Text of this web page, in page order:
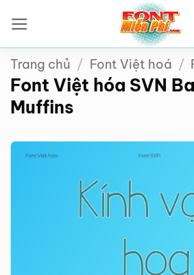
qua
nội
dung
Trang chủ / Font Việt hoá /
Font Việt hóa SVN
Muffins